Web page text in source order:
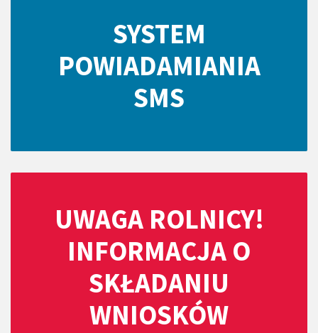
SYSTEM
POWIADAMIANIA
SMS
UWAGA ROLNICY!
INFORMACJA O
SKŁADANIU
WNIOSKÓW